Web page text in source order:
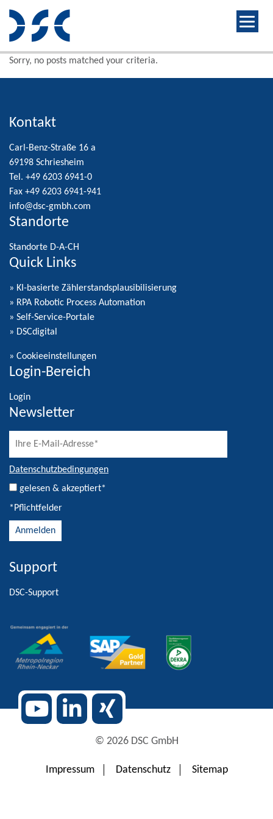
Sorry, no posts matched your criteria.
Kontakt
Carl-Benz-Straße 16 a
69198 Schriesheim
Tel. +49 6203 6941-0
Fax +49 6203 6941-941
info@dsc-gmbh.com
Standorte
Standorte D-A-CH
Quick Links
» KI-basierte Zählerstandsplausibilisierung
» RPA Robotic Process Automation
» Self-Service-Portale
» DSCdigital
» Cookieeinstellungen
Login-Bereich
Login
Newsletter
Datenschutzbedingungen
gelesen & akzeptiert*
*Pflichtfelder
Alternative:
Support
DSC-Support
© 2026 DSC GmbH
Impressum Datenschutz Sitemap